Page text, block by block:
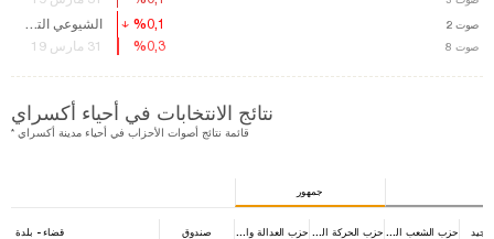
الشيوعي التركي %0,1 2 صوت %0,1 2 صوت
31 مارس 19 %0,3 8 صوت %0,3 8 صوت
نتائج الانتخابات في أحياء أكسراي
* قائمة نتائج أصوات الأحزاب في أحياء مدينة أكسراي
جمهور
قضاء - بلدة صندوق حزب العدالة والتنمية